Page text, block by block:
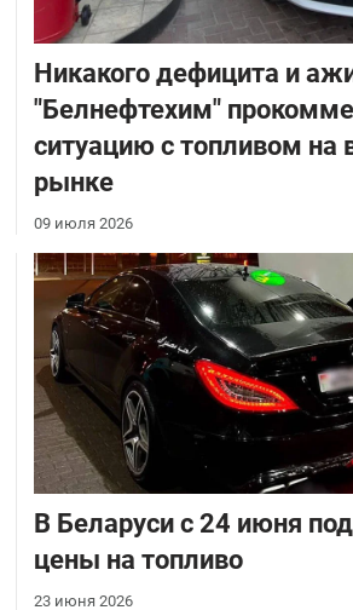
Никакого дефицита и
"Белнефтехим"
ситуацию с топливом на
рынке
09 июля 2026
В Беларуси с 24 июня
цены на топливо
23 июня 2026